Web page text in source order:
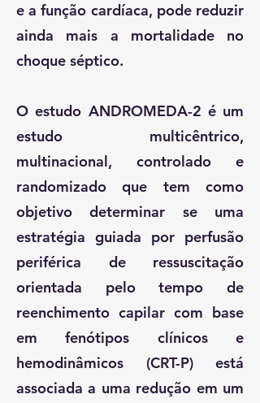
e a função cardíaca, pode reduzir
ainda mais a mortalidade no
choque séptico.
O estudo ANDROMEDA-2 é um
estudo multicêntrico,
multinacional, controlado e
randomizado que tem como
objetivo determinar se uma
estratégia guiada por perfusão
periférica de ressuscitação
orientada pelo tempo de
reenchimento capilar com base
em fenótipos clínicos e
hemodinâmicos (CRT-P) está
associada a uma redução em um